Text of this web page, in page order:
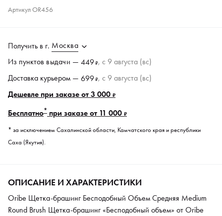
АртикулOR456
Получить в г. Москва
Из пунктов выдачи — 449₽, c 9 августа (вс)
Доставка курьером — 699₽, c 9 августа (вс)
Дешевле при заказе от 3 000 ₽
Бесплатно* при заказе от 11 000 ₽
* за исключением Сахалинской области, Камчатского края и республики
Саха (Якутия).
ОПИСАНИЕ И ХАРАКТЕРИСТИКИ
Oribe Щетка-брашинг Бесподобный Объем Средняя Medium
Round Brush Щетка-брашинг «Бесподобный объем» от Oribe